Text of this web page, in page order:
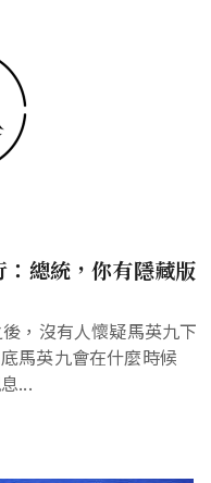
總統，你有隱藏版
，沒有人懷疑馬英九下
馬英九會在什麼時候
...